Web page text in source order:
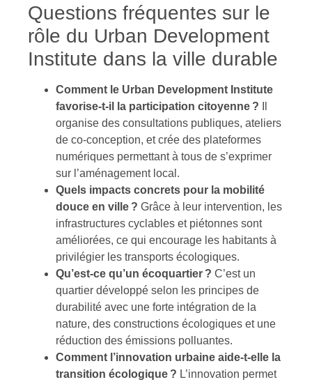
Questions fréquentes sur le
rôle du Urban Development
Institute dans la ville durable
Comment le Urban Development Institute
favorise-t-il la participation citoyenne ?
organise des consultations publiques, ateliers
de co-conception, et crée des plateformes
numériques permettant à tous de s’exprimer
sur l’aménagement local.
Quels impacts concrets pour la mobilité
douce en ville ? Grâce à leur intervention, les
infrastructures cyclables et piétonnes sont
améliorées, ce qui encourage les habitants à
privilégier les transports écologiques.
Qu’est-ce qu’un écoquartier ? C’est un
quartier développé selon les principes de
durabilité avec une forte intégration de la
nature, des constructions écologiques et une
réduction des émissions polluantes.
Comment l’innovation urbaine aide-t-elle la
transition écologique ? L’innovation permet